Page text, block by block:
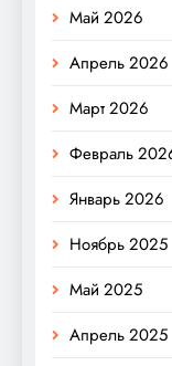
Май 2026
Апрель 2026
Март 2026
Февраль
Январь 2026
Ноябрь 2025
Май 2025
Апрель 2025